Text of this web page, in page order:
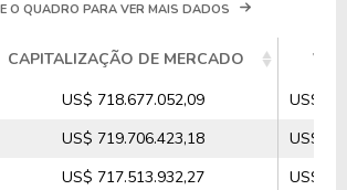
O QUADRO PARA VER MAIS DADOS
CAPITALIZAÇÃO DE MERCADO
US$ 718.677.052,09
US$
US$ 719.706.423,18
US$
US$ 717.513.932,27
US$